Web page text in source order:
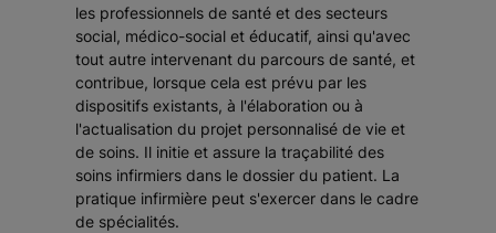
les professionnels de santé et des secteurs
social, médico-social et éducatif, ainsi qu'avec
tout autre intervenant du parcours de santé, et
contribue, lorsque cela est prévu par les
dispositifs existants, à l'élaboration ou à
l'actualisation du projet personnalisé de vie et
de soins. Il initie et assure la traçabilité des
soins infirmiers dans le dossier du patient. La
pratique infirmière peut s'exercer dans le cadre
de spécialités.